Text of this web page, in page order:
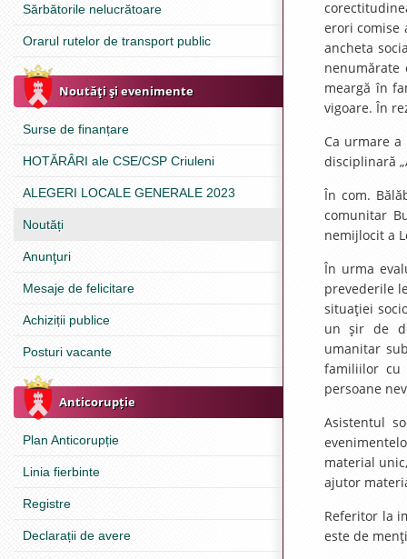
Sărbătorile nelucrătoare
Orarul rutelor de transport public
Noutăţi şi evenimente
Surse de finanțare
HOTĂRÂRI ale CSE/CSP Criuleni
ALEGERI LOCALE GENERALE 2023
Noutăți
Anunţuri
Mesaje de felicitare
Achiziții publice
Posturi vacante
Anticorupție
Plan Anticorupție
Linia fierbinte
Registre
Declarații de avere
erori comise
ancheta
meargă în
vigoare. În
Ca urmare
disciplinară
În com.
comunitar
nemijlocit a
În urma
prevederile
situaţiei
un şir de
umanitar
familiilor cu
persoane
Asistentul
material
ajutor
Referitor la
este de